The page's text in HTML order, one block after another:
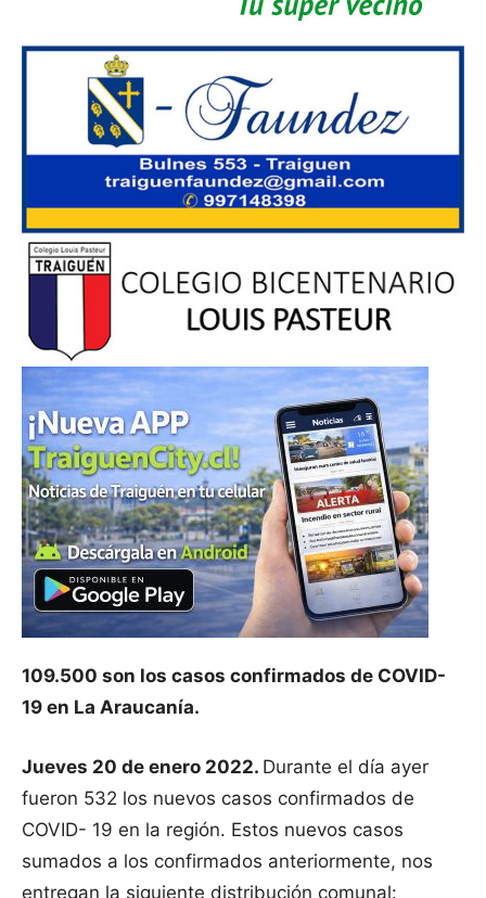
109.500 son los casos confirmados de COVID-
19 en La Araucanía.
Jueves 20 de enero 2022. Durante el día ayer
fueron 532 los nuevos casos confirmados de
COVID- 19 en la región. Estos nuevos casos
sumados a los confirmados anteriormente, nos
entregan la siguiente distribución comunal: